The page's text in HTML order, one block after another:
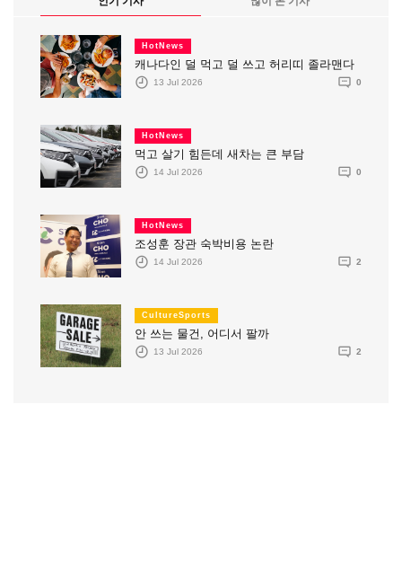
HotNews
캐나다인 덜 먹고 덜 쓰고 허리띠 졸라맨다
13 Jul 2026 0
HotNews
먹고 살기 힘든데 새차는 큰 부담
14 Jul 2026 0
HotNews
조성훈 장관 숙박비용 논란
14 Jul 2026 2
CultureSports
안 쓰는 물건, 어디서 팔까
13 Jul 2026 2